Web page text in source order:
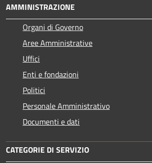
AMMINISTRAZIONE
Organi di Governo
Aree Amministrative
Uffici
Enti e fondazioni
Politici
Personale Amministrativo
Documenti e dati
CATEGORIE DI SERVIZIO